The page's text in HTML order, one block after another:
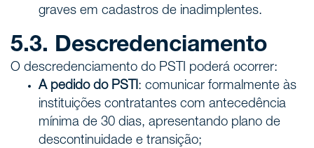
graves em cadastros de inadimplentes.
5.3. Descredenciamento
O descredenciamento do PSTI poderá ocorrer:
A pedido do PSTI: comunicar formalmente às
instituições contratantes com antecedência
mínima de 30 dias, apresentando plano de
descontinuidade e transição;